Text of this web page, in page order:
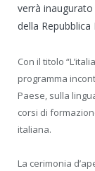
verrà
della Repubblica
Con il titolo
programma
Paese, sulla
corsi di
italiana.
La cerimonia